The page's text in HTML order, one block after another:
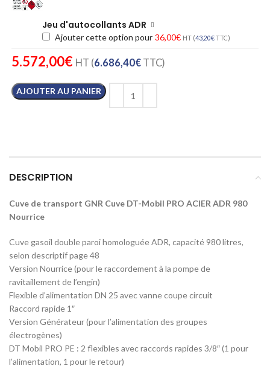
Jeu d'autocollants ADR
Ajouter cette option pour 36,00€ HT (43,20€TTC)
5.572,00€ HT (6.686,40€ TTC)
AJOUTER AU PANIER
DESCRIPTION
Cuve de transport GNR Cuve DT-Mobil PRO ACIER ADR 980
Nourrice
Cuve gasoil double paroi homologuée ADR, capacité 980 litres,
selon descriptif page 48
Version Nourrice (pour le raccordement à la pompe de
ravitaillement de l’engin)
Flexible d’alimentation DN 25 avec vanne coupe circuit
Raccord rapide 1″
Version Générateur (pour l’alimentation des groupes
électrogènes)
DT Mobil PRO PE : 2 flexibles avec raccords rapides 3/8″ (1 pour
l’alimentation, 1 pour le retour)